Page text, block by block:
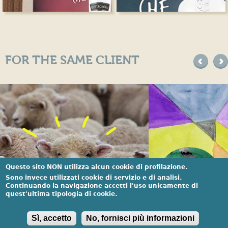
FOR THE SAME CLIENT
Questo sito NON utilizza alcun cookie di profilazione.
Sono invece utilizzati cookie di servizio e di analisi.
Continuando la navigazione accetti l'uso unicamente di
quest'ultima tipologia di cookie.
Sì, accetto No, fornisci più informazioni